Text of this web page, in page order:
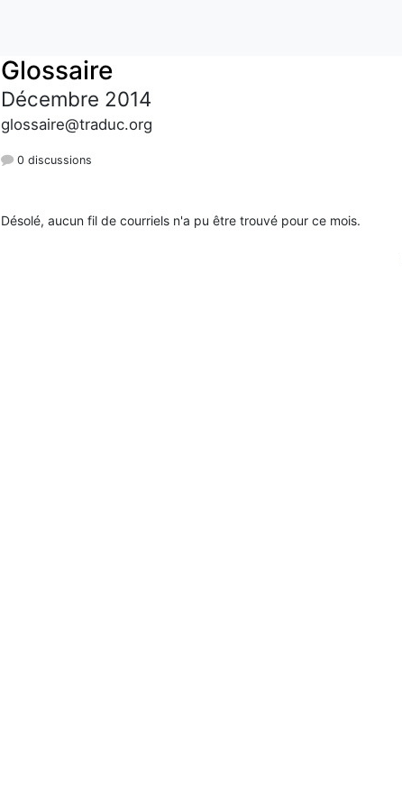
Glossaire
Décembre 2014
glossaire@traduc.org
0 discussions
Désolé, aucun fil de courriels n'a pu être trouvé pour ce mois.